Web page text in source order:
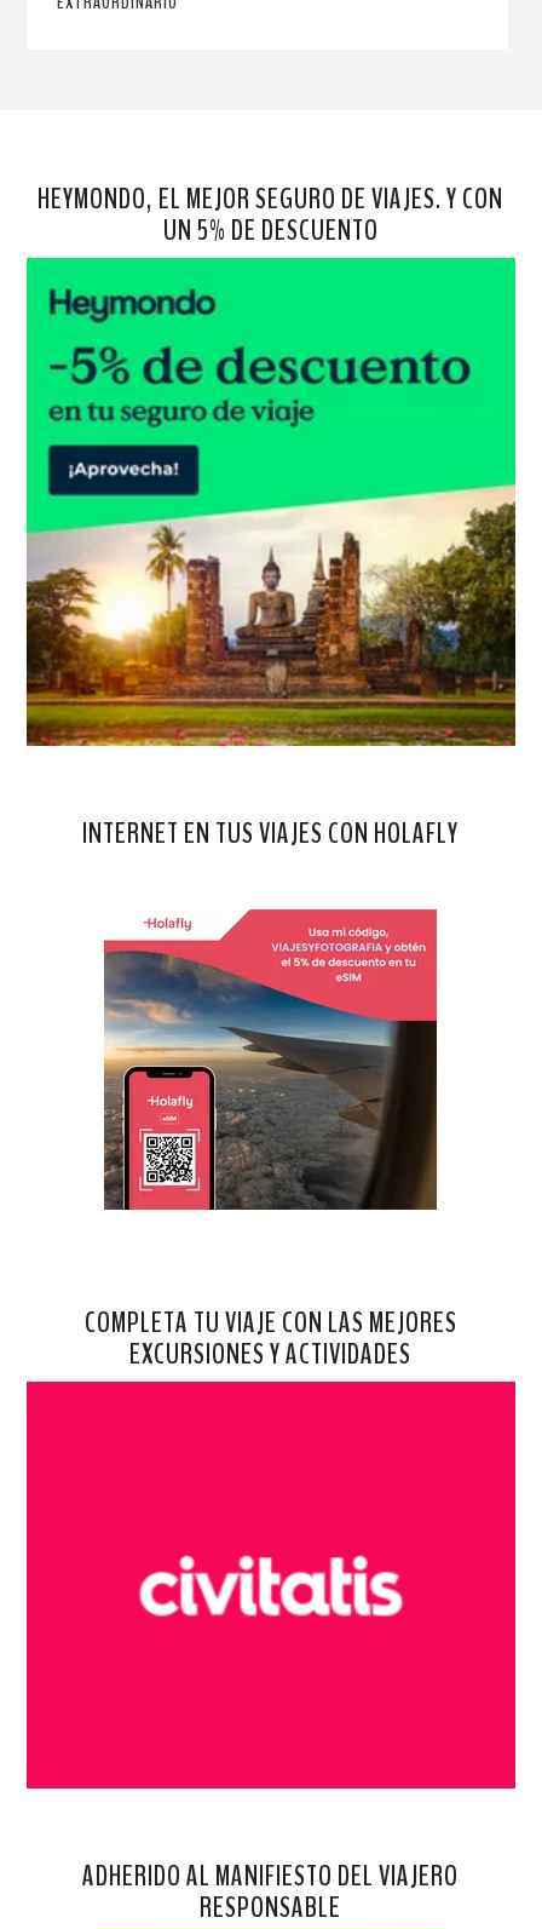
HEYMONDO, EL MEJOR SEGURO DE VIAJES. Y CON
UN 5% DE DESCUENTO
INTERNET EN TUS VIAJES CON HOLAFLY
COMPLETA TU VIAJE CON LAS MEJORES
EXCURSIONES Y ACTIVIDADES
ADHERIDO AL MANIFIESTO DEL VIAJERO
RESPONSABLE